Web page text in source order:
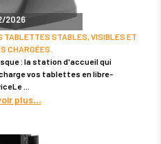
2026
TABLETTES STABLES, VISIBLES ET
CHARGÉES.
: la station d'accueil qui
vos tablettes en libre-
plus